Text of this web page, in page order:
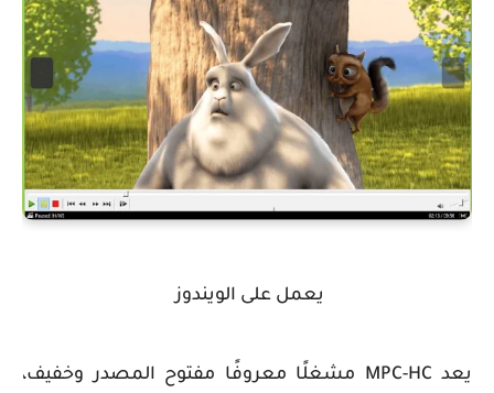
يعمل على الويندوز
يعد MPC-HC مشغلًا معروفًا مفتوح المصدر وخفيف،